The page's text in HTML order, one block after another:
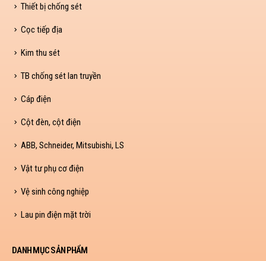
Thiết bị chống sét
Cọc tiếp địa
Kim thu sét
TB chống sét lan truyền
Cáp điện
Cột đèn, cột điện
ABB, Schneider, Mitsubishi, LS
Vật tư phụ cơ điện
Vệ sinh công nghiệp
Lau pin điện mặt trời
DANH MỤC SẢN PHẨM